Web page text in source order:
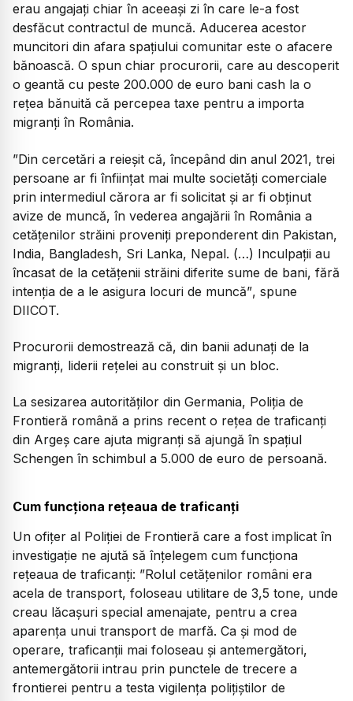
erau angajați chiar în aceeași zi în care le-a fost
desfăcut contractul de muncă. Aducerea acestor
muncitori din afara spațiului comunitar este o afacere
bănoască. O spun chiar procurorii, care au descoperit
o geantă cu peste 200.000 de euro bani cash la o
rețea bănuită că percepea taxe pentru a importa
migranți în România.
”Din cercetări a reieșit că, începând din anul 2021, trei
persoane ar fi înfiinţat mai multe societăţi comerciale
prin intermediul cărora ar fi solicitat şi ar fi obţinut
avize de muncă, în vederea angajării în România a
cetăţenilor străini proveniţi preponderent din Pakistan,
India, Bangladesh, Sri Lanka, Nepal. (…) Inculpații au
încasat de la cetățenii străini diferite sume de bani, fără
intenția de a le asigura locuri de muncă”, spune
DIICOT.
Procurorii demostrează că, din banii adunați de la
migranți, liderii rețelei au construit și un bloc.
La sesizarea autorităților din Germania, Poliția de
Frontieră română a prins recent o rețea de traficanți
din Argeș care ajuta migranți să ajungă în spațiul
Schengen în schimbul a 5.000 de euro de persoană.
Cum funcționa rețeaua de traficanți
Un ofițer al Poliției de Frontieră care a fost implicat în
investigație ne ajută să înțelegem cum funcționa
rețeaua de traficanți: ”Rolul cetățenilor români era
acela de transport, foloseau utilitare de 3,5 tone, unde
creau lăcașuri special amenajate, pentru a crea
aparența unui transport de marfă. Ca și mod de
operare, traficanții mai foloseau și antemergători,
antemergătorii intrau prin punctele de trecere a
frontierei pentru a testa vigilența polițiștilor de